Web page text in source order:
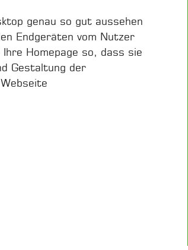
genau so gut aussehen
Endgeräten vom Nutzer
Homepage so, dass sie
Gestaltung der